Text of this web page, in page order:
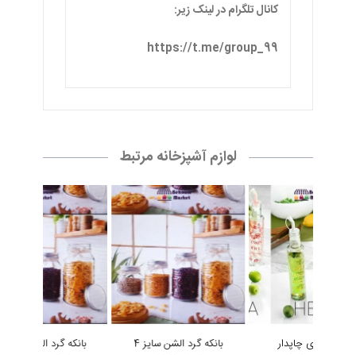
کانال تلگرام در لینک زیر:
https://t.me/group_99
لوازم آشپزخانه مرتبط
آبلیموخوری چاپدار
بانکه گرد الشن سایز 4
بانکه گرد الشن سایز 3